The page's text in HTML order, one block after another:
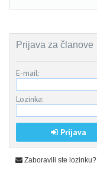
Prijava za članove
E-mail:
Lozinka:
Prijava
Zaboravili ste lozinku?